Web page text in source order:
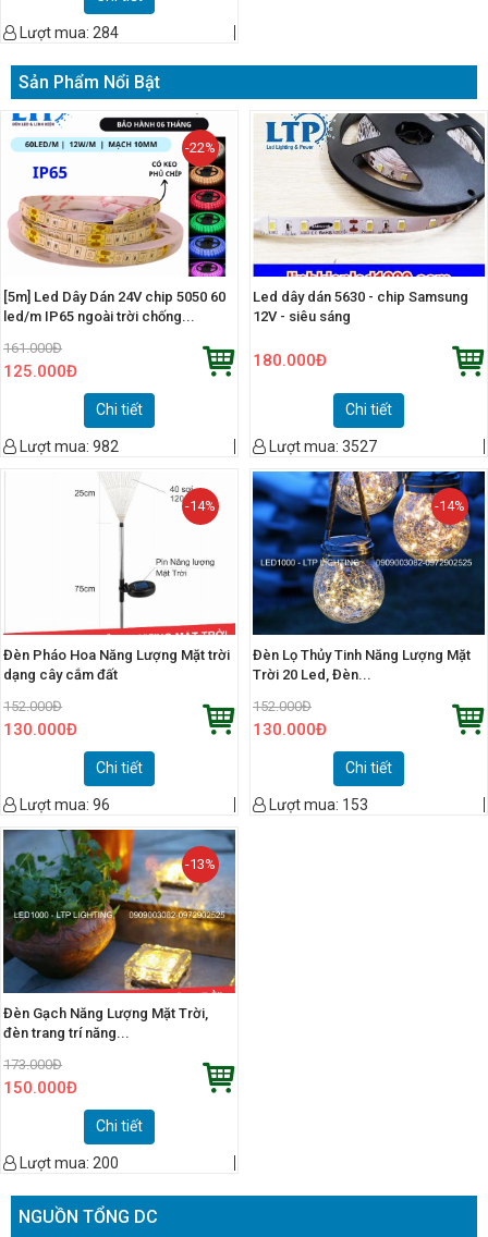
Lượt mua: 284
Sản Phẩm Nổi Bật
-22%
[5m] Led Dây Dán 24V chip 5050 60
led/m IP65 ngoài trời chống...
161.000Đ
125.000Đ
Chi tiết
Lượt mua: 982
Led dây dán 5630 - chip Samsung
12V - siêu sáng
180.000Đ
Chi tiết
Lượt mua: 3527
-14%
Đèn Pháo Hoa Năng Lượng Mặt trời
dạng cây cắm đất
152.000Đ
130.000Đ
Chi tiết
Lượt mua: 96
-14%
Đèn Lọ Thủy Tinh Năng Lượng Mặt
Trời 20 Led, Đèn...
152.000Đ
130.000Đ
Chi tiết
Lượt mua: 153
-13%
Đèn Gạch Năng Lượng Mặt Trời,
đèn trang trí năng...
173.000Đ
150.000Đ
Chi tiết
Lượt mua: 200
NGUỒN TỔNG DC